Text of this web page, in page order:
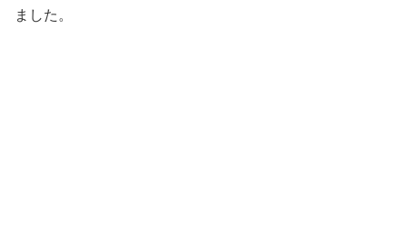
ました。